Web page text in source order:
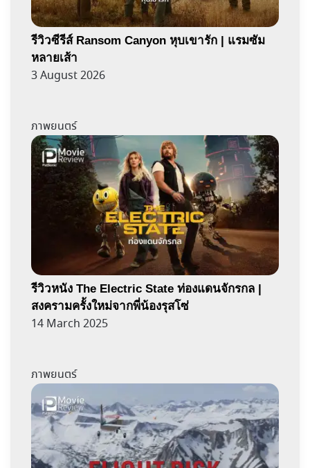
รีวิวซีรีส์ Ransom Canyon หุบเขารัก | แรมซัม
หลายเส้า
3 August 2026
ภาพยนตร์
รีวิวหนัง The Electric State ท่องแดนจักรกล |
สงครามครั้งใหม่จากพี่น้องรุสโซ่
14 March 2025
ภาพยนตร์